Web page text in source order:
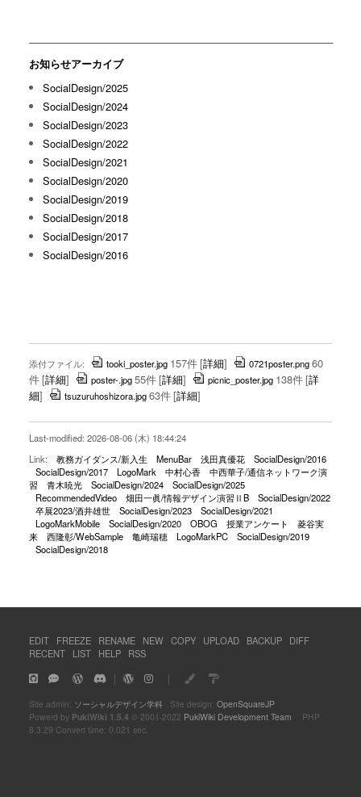
お知らせアーカイブ
SocialDesign/2025
SocialDesign/2024
SocialDesign/2023
SocialDesign/2022
SocialDesign/2021
SocialDesign/2020
SocialDesign/2019
SocialDesign/2018
SocialDesign/2017
SocialDesign/2016
添付ファイル: tooki_poster.jpg 157件[詳細] 0721poster.png60
件[詳細] poster-.jpg55件[詳細] picnic_poster.jpg 138件[詳
細] tsuzuruhoshizora.jpg63件[詳細]
Last-modified: 2026-08-06 (木) 18:44:24
Link:
教務ガイダンス/新入生 MenuBar 浅田真優花
SocialDesign/2016
SocialDesign/2017
LogoMark 中村心香
中西華子/通信ネットワーク演
習
青木暁光 SocialDesign/2024
SocialDesign/2025
RecommendedVideo
畑田一眞/情報デザイン演習ⅡB
SocialDesign/2022
卒展2023/酒井雄世
SocialDesign/2023
SocialDesign/2021
LogoMarkMobile
SocialDesign/2020 OBOG 授業アンケート
菱谷実
来
西隆彰/WebSample 亀崎瑞穂 LogoMarkPC
SocialDesign/2019
SocialDesign/2018
EDIT FREEZE RENAME NEW COPY UPLOAD BACKUP
DIFF
RECENT
LIST HELP RSS
｜ ｜
Site admin: ソーシャルデザイン学科Site design: OpenSquareJP
Powerd by PukiWiki 1.5.4 © 2001-2022 PukiWiki Development Team PHP
8.3.29 Convert time: 0.021 sec.